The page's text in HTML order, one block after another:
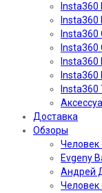
Insta360
Insta360
Insta360
Insta360
Insta360
Insta360
Insta360
Доставка
Обзоры
Человек
Evgeny
Андрей
Человек